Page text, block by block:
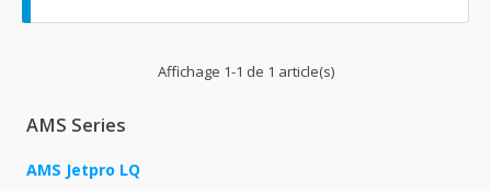
Affichage 1-1 de 1 article(s)
AMS Series
AMS Jetpro LQ